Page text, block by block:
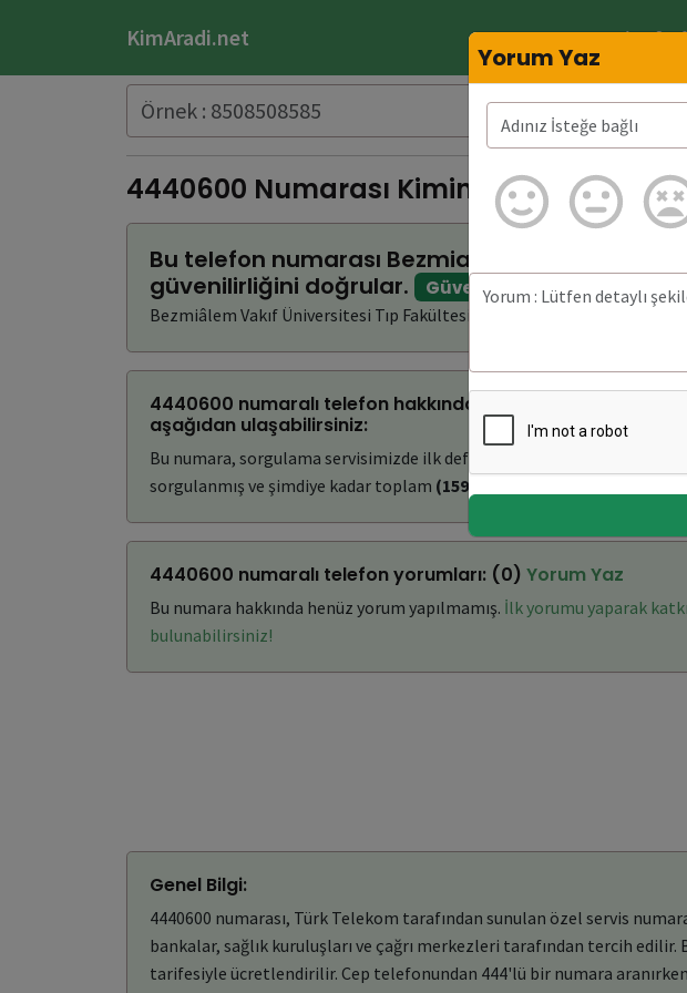
KimAradi.net Ana
4440600 Numarası Kimin? 4440600 Neden
Bu telefon numarası Bezmialem Vakıf
güvenilirliğini doğrular.
Güvenli
Bezmiâlem Vakıf Üniversitesi Tıp Fakültesi Hastanesi (eski adı
4440600 numaralı telefon hakkında bulunan detaylı bilgilere
aşağıdan ulaşabilirsiniz:
Bu numara, sorgulama servisimizde ilk defa
sorgulanmış ve şimdiye kadar toplam (159)
4440600 numaralı telefon yorumları: (0) Yorum Yaz
Bu numara hakkında henüz yorum yapılmamış. İlk yorumu yaparak
bulunabilirsiniz!
Genel Bilgi:
4440600 numarası, Türk Telekom tarafından sunulan özel servis
bankalar, sağlık kuruluşları ve çağrı merkezleri tarafından tercih
tarifesiyle ücretlendirilir. Cep telefonundan 444'lü bir numara
Yorum Yaz